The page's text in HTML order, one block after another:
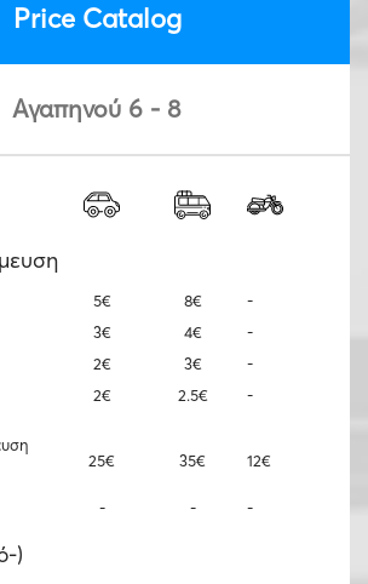
Price Catalog
Αγαπηνού 6 - 8
5€ 8€
-
3€ 4€
-
2€ 3€
-
2€ 2.5€ -
25€ 35€ 12€
- - -
)